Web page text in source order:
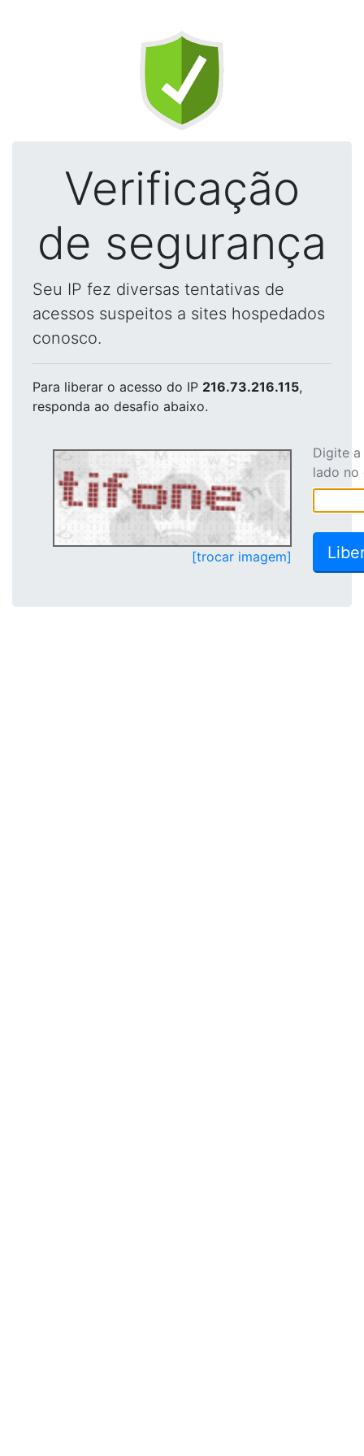
Verificação
de segurança
Seu IP fez diversas tentativas de
acessos suspeitos a sites hospedados
conosco.
Para liberar o acesso do IP 216.73.216.115,
responda ao desafio abaixo.
[trocar imagem]
Digite
lado no